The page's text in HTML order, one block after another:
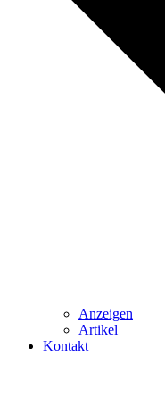
Anzeigen
Artikel
Kontakt